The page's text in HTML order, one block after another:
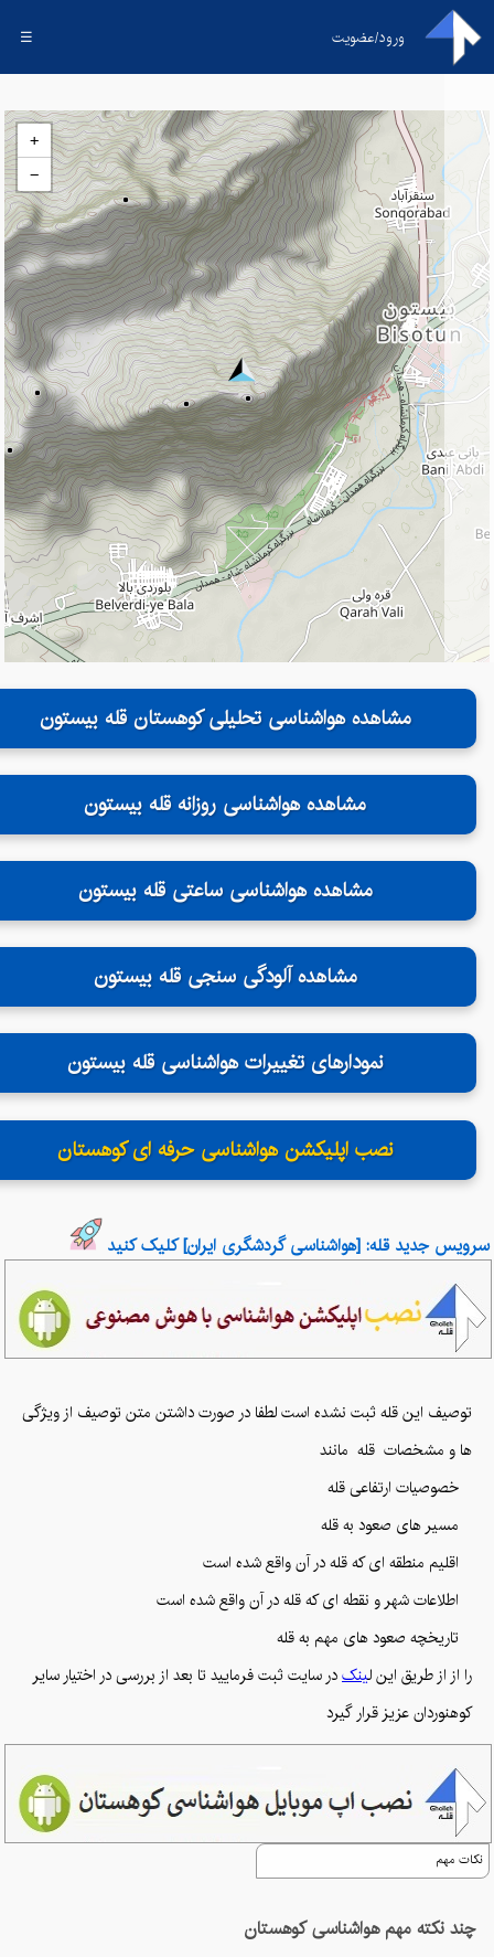
ورود/عضویت ☰
+
−
مشاهده هواشناسی تحلیلی کوهستان قله بیستون
مشاهده هواشناسی روزانه قله بیستون
مشاهده هواشناسی ساعتی قله بیستون
مشاهده آلودگی سنجی قله بیستون
نمودارهای تغییرات هواشناسی قله بیستون
نصب اپلیکشن هواشناسی حرفه ای کوهستان
سرویس جدید قله: [هواشناسی گردشگری ایران] کلیک کنید
توصیف این قله ثبت نشده است لطفا در صورت داشتن متن توصیف از ویژگی
ها و مشخصات قله مانند
خصوصیات ارتفاعی قله
مسیر های صعود به قله
اقلیم منطقه ای که قله در آن واقع شده است
اطلاعات شهر و نقطه ای که قله در آن واقع شده است
تاریخچه صعود های مهم به قله
را از از طریق این لینکدر سایت ثبت فرمایید تا بعد از بررسی در اختیار سایر
کوهنوردان عزیز قرار گیرد
نکات مهم
چند نکته مهم هواشناسی کوهستان